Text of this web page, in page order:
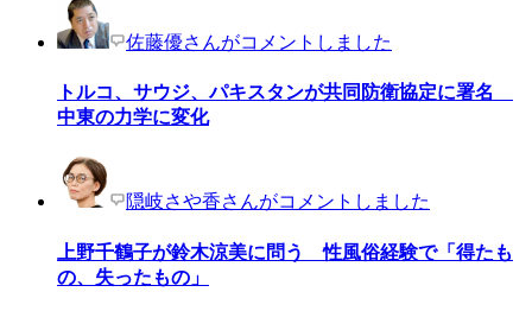
佐藤優さんがコメントしました
トルコ、サウジ、パキスタンが共同防衛協定に署名
中東の力学に変化
隠岐さや香さんがコメントしました
上野千鶴子が鈴木涼美に問う 性風俗経験で「得たも
の、失ったもの」